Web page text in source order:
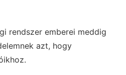
rendszer emberei meddig
azt, hogy